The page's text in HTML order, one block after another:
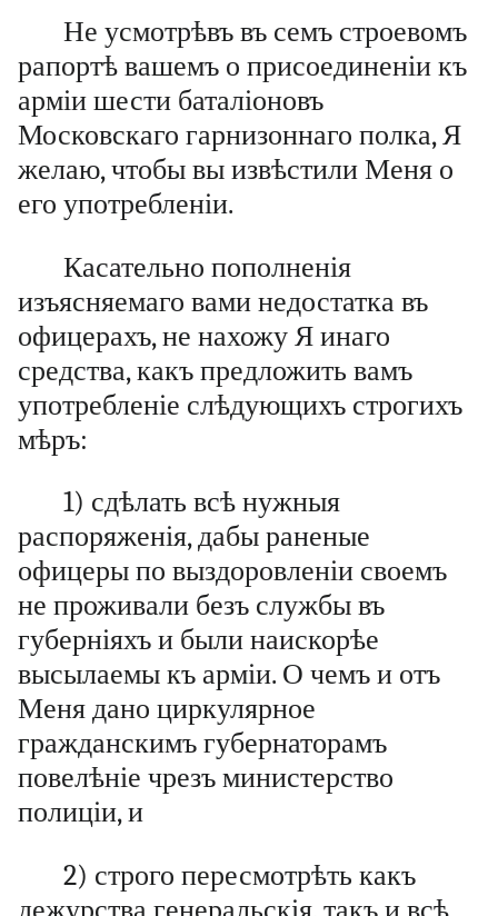
Не усмотрѣвъ въ семъ строевомъ
рапортѣ вашемъ о присоединеніи къ
арміи шести баталіоновъ
Московскаго гарнизоннаго полка, Я
желаю, чтобы вы извѣстили Меня о
его употребленіи.
Касательно пополненія
изъясняемаго вами недостатка въ
офицерахъ, не нахожу Я инаго
средства, какъ предложить вамъ
употребленіе слѣдующихъ строгихъ
мѣръ:
1) сдѣлать всѣ нужныя
распоряженія, дабы раненые
офицеры по выздоровленіи своемъ
не проживали безъ службы въ
губерніяхъ и были наискорѣе
высылаемы къ арміи. О чемъ и отъ
Меня дано циркулярное
гражданскимъ губернаторамъ
повелѣніе чрезъ министерство
полиціи, и
2) строго пересмотрѣть какъ